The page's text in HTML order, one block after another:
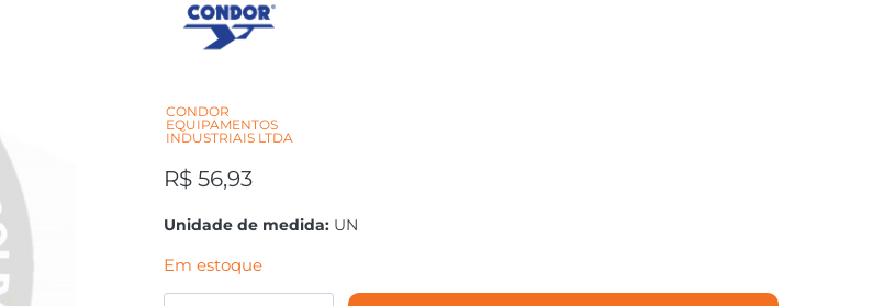
CONDOR
EQUIPAMENTOS
INDUSTRIAIS LTDA
R$56,93
Unidade de medida:UN
Em estoque